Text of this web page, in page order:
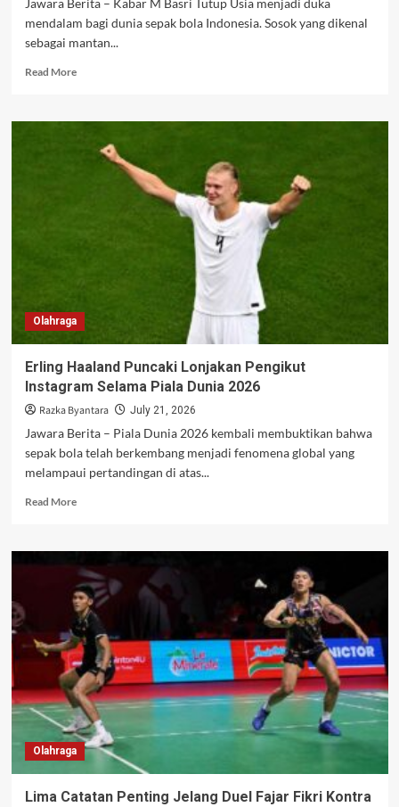
Jawara Berita – Kabar M Basri Tutup Usia menjadi duka
mendalam bagi dunia sepak bola Indonesia. Sosok yang dikenal
sebagai mantan...
Read MoreRead
M
Tutup
Indonesia
Olahraga
Erling Haaland Puncaki Lonjakan Pengikut
Instagram Selama Piala Dunia 2026
Razka Byantara July 21, 2026
Jawara Berita – Piala Dunia 2026 kembali membuktikan bahwa
sepak bola telah berkembang menjadi fenomena global yang
melampaui pertandingan di atas...
Read MoreRead
Erling
Haaland
Puncaki
Lonjakan
Pengikut
Instagram
Selama
Piala
Dunia
2026
Olahraga
Lima Catatan Penting Jelang Duel Fajar Fikri Kontra